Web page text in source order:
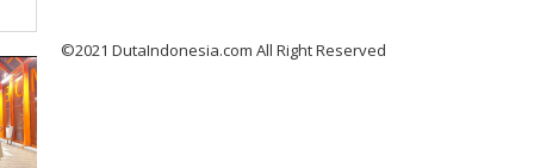
©2021 DutaIndonesia.com All Right Reserved